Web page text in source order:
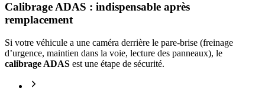
Calibrage ADAS : indispensable après
remplacement
Si votre véhicule a une caméra derrière le pare-brise (freinage
d’urgence, maintien dans la voie, lecture des panneaux), le
calibrage ADAS est une étape de sécurité.